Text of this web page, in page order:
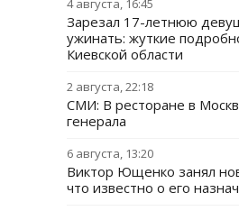
4 августа, 16:45
Зарезал 17-летнюю
ужинать: жуткие
Киевской области
2 августа, 22:18
СМИ: В ресторане в
генерала
6 августа, 13:20
Виктор Ющенко занял
что известно о его